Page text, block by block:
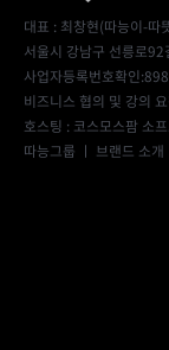
대표 : 최창현(따능이-따
서울시 강남구 선릉로
사업자등록번호확인
비즈니스 협의 및 강의
호스팅 : 코스모스팜 소프
따능그룹 ㅣ 브랜드 소개